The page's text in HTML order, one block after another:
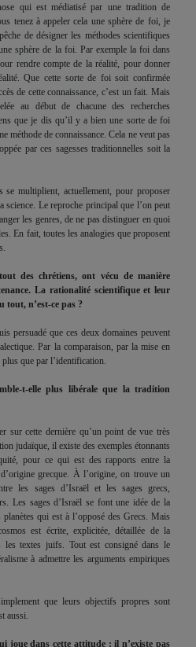
qui est médiatisé par une tradition de
tenez à appeler cela une sphère de foi, je
de désigner les méthodes scientifiques
sphère de la foi. Par exemple la foi dans
rendre compte de la réalité, pour donner
Que cette sorte de foi soit confirmée
de cette connaissance, c’est un fait. Mais
au début de chacune des recherches
que je dis qu’il y a bien une sorte de foi
méthode de connaissance. Cela ne veut pas
par ces sagesses traditionnelles soit la
se multiplient, actuellement, pour proposer
science. Le reproche principal que l’on peut
les genres, de ne pas distinguer en quoi
En fait, toutes les analogies que proposent
des chrétiens, ont vécu de manière
La rationalité scientifique et leur
tout, n’est-ce pas ?
persuadé que ces deux domaines peuvent
Par la comparaison, par la mise en
que par l’identification.
t-elle plus libérale que la tradition
sur cette dernière qu’un point de vue très
judaïque, il existe des exemples étonnants
pour ce qui est des rapports entre la
grecque. À l’origine, on trouve un
les sages d’Israël et les sages grecs,
Les sages d’Israël se font une idée de la
qui est à l’opposé des Grecs. Mais
est écrite, explicitée, détaillée de la
les textes juifs. Tout est consigné dans le
à admettre les arguments empiriques
que leurs objectifs propres sont
aussi.
joue dans cette attitude : il n’existe pas